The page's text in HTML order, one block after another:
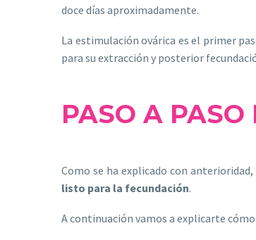
doce días aproximadamente.
La estimulación ovárica es el primer
para su extracción y posterior
PASO A PASO
Como se ha explicado con anterioridad,
listo para la fecundación.
A continuación vamos a explicarte